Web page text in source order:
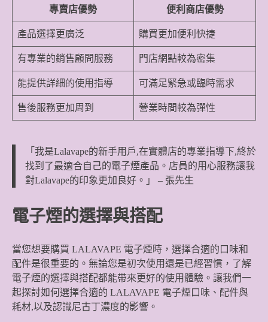
專賣店優勢 便利商店優勢
產品選擇更廣泛 購買更加便利快捷
有專業的銷售顧問服務 門店網點較為密集
能提供詳細的使用指導 可滿足緊急或臨時需求
售後服務更加周到 營業時間較為彈性
「我是Lalavape的新手用戶,在實體店的專業指導下,終於
找到了最適合自己的電子煙產品。店員的用心服務讓我
對Lalavape的印象更加良好。」 – 張先生
電子煙的選擇與搭配
當您想要購買 LALAVAPE 電子煙時，選擇合適的口味和
配件是很重要的。無論您是初次使用還是已經習慣，了解
電子煙的選擇與搭配都能帶來更好的使用體驗。讓我們一
起探討如何選擇合適的 LALAVAPE 電子煙口味、配件與
耗材,以及認識尼古丁濃度的影響。